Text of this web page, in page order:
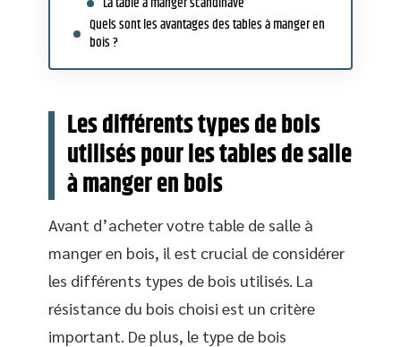
Quels sont les avantages des tables à manger en
bois ?
Les différents types de bois
utilisés pour les tables de salle
à manger en bois
Avant d’acheter votre table de salle à
manger en bois, il est crucial de considérer
les différents types de bois utilisés. La
résistance du bois choisi est un critère
important. De plus, le type de bois